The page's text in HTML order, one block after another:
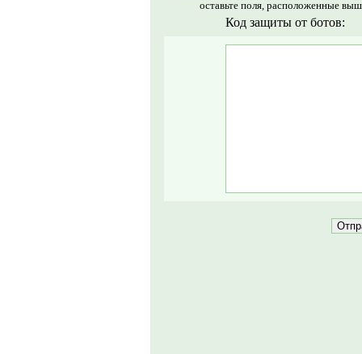
оставьте поля, расположенные
Код защиты от ботов: